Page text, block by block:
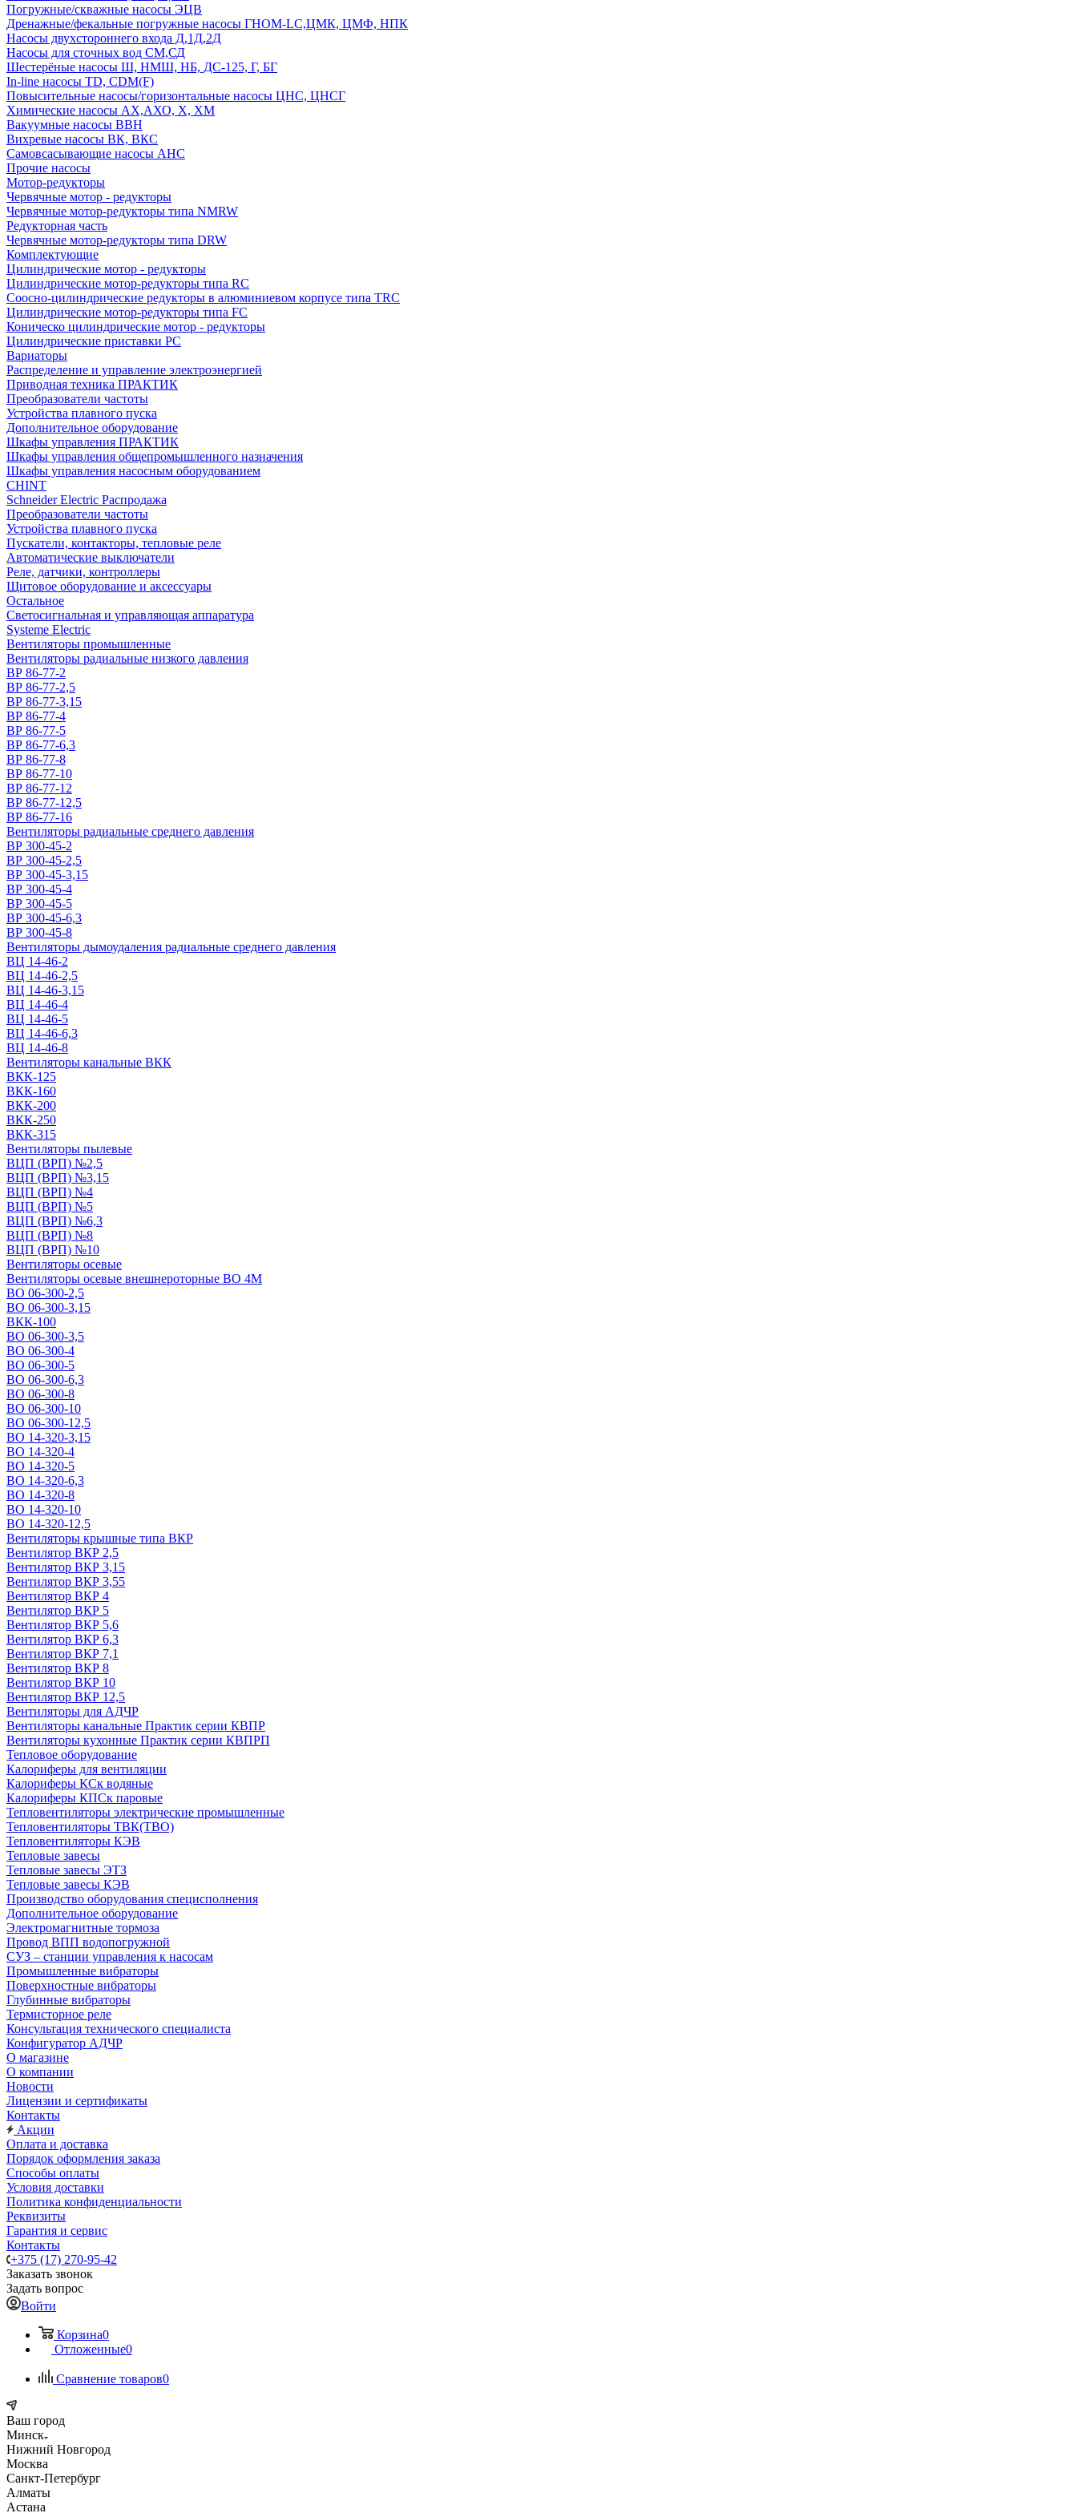
Погружные/скважные насосы ЭЦВ
Дренажные/фекальные погружные насосы ГНОМ-LC,ЦМК, ЦМФ, НПК
Насосы двухстороннего входа Д,1Д,2Д
Насосы для сточных вод СМ,СД
Шестерёные насосы Ш, НМШ, НБ, ДС-125, Г, БГ
In-line насосы TD, CDM(F)
Повысительные насосы/горизонтальные насосы ЦНС, ЦНСГ
Химические насосы АХ,АХО, Х, ХМ
Вакуумные насосы ВВН
Вихревые насосы ВК, ВКС
Самовсасывающие насосы АНС
Прочие насосы
Мотор-редукторы
Червячные мотор - редукторы
Червячные мотор-редукторы типа NMRW
Редукторная часть
Червячные мотор-редукторы типа DRW
Комплектующие
Цилиндрические мотор - редукторы
Цилиндрические мотор-редукторы типа RC
Соосно-цилиндрические редукторы в алюминиевом корпусе типа TRC
Цилиндрические мотор-редукторы типа FC
Коническо цилиндрические мотор - редукторы
Цилиндрические приставки PC
Вариаторы
Распределение и управление электроэнергией
Приводная техника ПРАКТИК
Преобразователи частоты
Устройства плавного пуска
Дополнительное оборудование
Шкафы управления ПРАКТИК
Шкафы управления общепромышленного назначения
Шкафы управления насосным оборудованием
CHINT
Schneider Electric Распродажа
Преобразователи частоты
Устройства плавного пуска
Пускатели, контакторы, тепловые реле
Автоматические выключатели
Реле, датчики, контроллеры
Щитовое оборудование и аксессуары
Остальное
Светосигнальная и управляющая аппаратура
Systeme Electric
Вентиляторы промышленные
Вентиляторы радиальные низкого давления
ВР 86-77-2
ВР 86-77-2,5
ВР 86-77-3,15
ВР 86-77-4
ВР 86-77-5
ВР 86-77-6,3
ВР 86-77-8
ВР 86-77-10
ВР 86-77-12
ВР 86-77-12,5
ВР 86-77-16
Вентиляторы радиальные среднего давления
ВР 300-45-2
ВР 300-45-2,5
ВР 300-45-3,15
ВР 300-45-4
ВР 300-45-5
ВР 300-45-6,3
ВР 300-45-8
Вентиляторы дымоудаления радиальные среднего давления
ВЦ 14-46-2
ВЦ 14-46-2,5
ВЦ 14-46-3,15
ВЦ 14-46-4
ВЦ 14-46-5
ВЦ 14-46-6,3
ВЦ 14-46-8
Вентиляторы канальные ВКК
ВКК-125
ВКК-160
ВКК-200
ВКК-250
ВКК-315
Вентиляторы пылевые
ВЦП (ВРП) №2,5
ВЦП (ВРП) №3,15
ВЦП (ВРП) №4
ВЦП (ВРП) №5
ВЦП (ВРП) №6,3
ВЦП (ВРП) №8
ВЦП (ВРП) №10
Вентиляторы осевые
Вентиляторы осевые внешнероторные ВО 4М
ВО 06-300-2,5
ВО 06-300-3,15
ВКК-100
ВО 06-300-3,5
ВО 06-300-4
ВО 06-300-5
ВО 06-300-6,3
ВО 06-300-8
ВО 06-300-10
ВО 06-300-12,5
ВО 14-320-3,15
ВО 14-320-4
ВО 14-320-5
ВО 14-320-6,3
ВО 14-320-8
ВО 14-320-10
ВО 14-320-12,5
Вентиляторы крышные типа ВКР
Вентилятор ВКР 2,5
Вентилятор ВКР 3,15
Вентилятор ВКР 3,55
Вентилятор ВКР 4
Вентилятор ВКР 5
Вентилятор ВКР 5,6
Вентилятор ВКР 6,3
Вентилятор ВКР 7,1
Вентилятор ВКР 8
Вентилятор ВКР 10
Вентилятор ВКР 12,5
Вентиляторы для АДЧР
Вентиляторы канальные Практик серии КВПР
Вентиляторы кухонные Практик серии КВПРП
Тепловое оборудование
Калориферы для вентиляции
Калориферы КСк водяные
Калориферы КПСк паровые
Тепловентиляторы электрические промышленные
Тепловентиляторы ТВК(ТВО)
Тепловентиляторы КЭВ
Тепловые завесы
Тепловые завесы ЭТЗ
Тепловые завесы КЭВ
Производство оборудования специсполнения
Дополнительное оборудование
Электромагнитные тормоза
Провод ВПП водопогружной
СУЗ – станции управления к насосам
Промышленные вибраторы
Поверхностные вибраторы
Глубинные вибраторы
Термисторное реле
Консультация технического специалиста
Конфигуратор АДЧР
О магазине
О компании
Новости
Лицензии и сертификаты
Контакты
Акции
Оплата и доставка
Порядок оформления заказа
Способы оплаты
Условия доставки
Политика конфиденциальности
Реквизиты
Гарантия и сервис
Контакты
+375 (17) 270-95-42
Заказать звонок
Задать вопрос
Войти
Корзина0
Отложенные0
Сравнение товаров0
Ваш город
Минск
Нижний Новгород
Москва
Санкт-Петербург
Алматы
Астана